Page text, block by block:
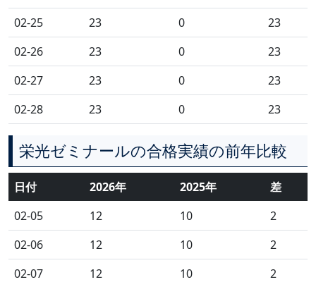
02-25
23 0
23
02-26
23 0
23
02-27
23 0
23
02-28
23 0 23
栄光ゼミナールの合格実績の前年比較
日付 2026年 2025年
差
02-05
12 10
2
02-06
12 10
2
02-07
12 10
2